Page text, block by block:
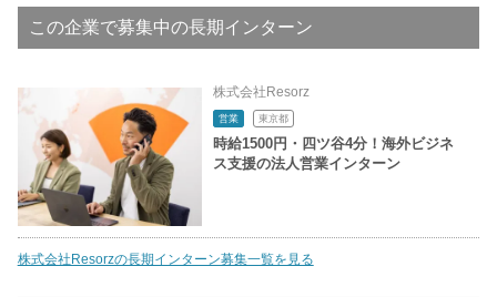
この企業で募集中の長期インターン
株式会社Resorz
営業 東京都
時給1500円・四ツ谷4分！海外ビジネ
ス支援の法人営業インターン
株式会社Resorzの長期インターン募集一覧を見る